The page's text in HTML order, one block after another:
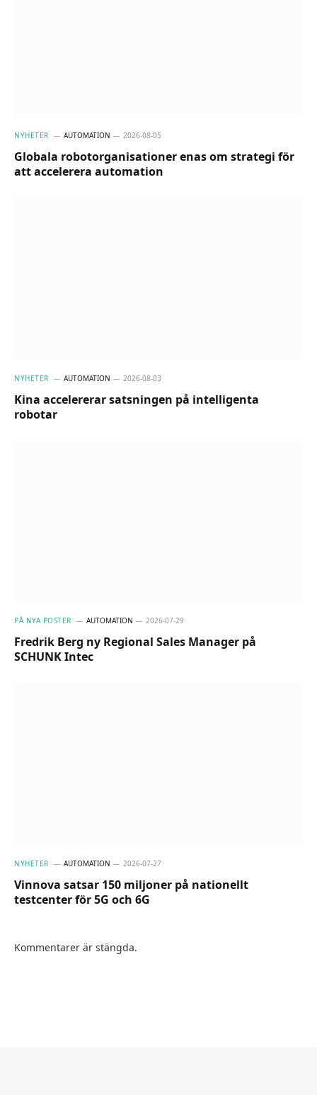
NYHETER AUTOMATION 2026-08-05
Globala robotorganisationer enas om strategi för
att accelerera automation
NYHETER AUTOMATION 2026-08-03
Kina accelererar satsningen på intelligenta
robotar
PÅ NYA POSTER AUTOMATION 2026-07-29
Fredrik Berg ny Regional Sales Manager på
SCHUNK Intec
NYHETER AUTOMATION 2026-07-27
Vinnova satsar 150 miljoner på nationellt
testcenter för 5G och 6G
Kommentarer är stängda.